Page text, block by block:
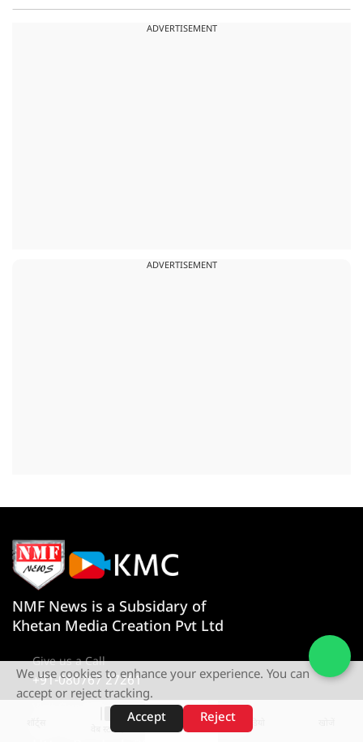
ADVERTISEMENT
ADVERTISEMENT
वेब स्टोरीज़
NMF News is a Subsidary of
Khetan Media Creation Pvt Ltd
Give us a Call
+91-080767 27261
Visit Our Office
D-4 1st Floor, Sector 10, Noida,
We use cookies to enhance your experience. You can
accept or reject tracking.
Accept
Reject